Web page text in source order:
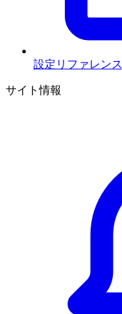
設定リファレンス
サイト情報